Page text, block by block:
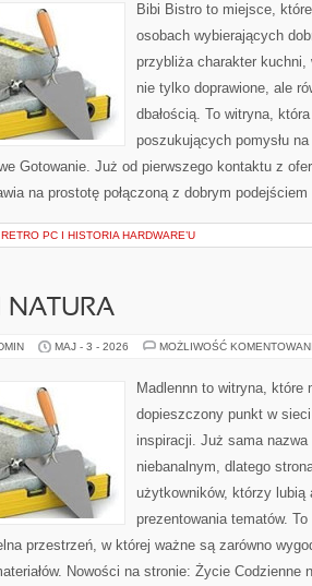
Bibi Bistro to miejsce,
osobach wybierających
przybliża charakter kuchni,
nie tylko doprawione, ale
dbałością. To witryna,
poszukujących pomysłu
Gotowanie. Już od pierwszego kontaktu z
na prostotę połączoną z dobrym
RETRO PC I HISTORIA HARDWARE’U
NATURA
MAJ - 3 - 2026 MOŻLIWOŚĆ
Madlennn to witryna, które
dopieszczony punkt w
inspiracji. Już sama
niebanalnym, dlatego
użytkowników, którzy lubią
prezentowania tematów.
przestrzeń, w której ważne są zarówno
Nowości na stronie: Życie Codzienne